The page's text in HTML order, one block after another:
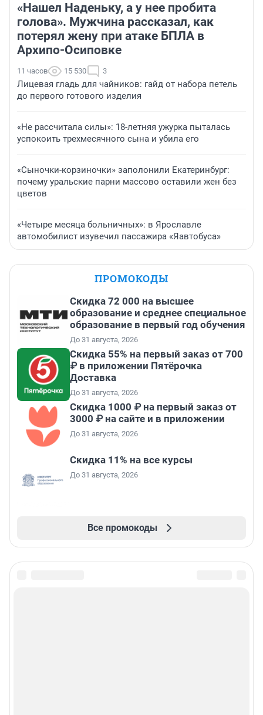
«Нашел Наденьку, а у нее пробита
голова». Мужчина рассказал, как
потерял жену при атаке БПЛА в
Архипо-Осиповке
11 часов 15 530 3
Лицевая гладь для чайников: гайд от набора петель
до первого готового изделия
«Не рассчитала силы»: 18-летняя ужурка пыталась
успокоить трехмесячного сына и убила его
«Сыночки-корзиночки» заполонили Екатеринбург:
почему уральские парни массово оставили жен без
цветов
«Четыре месяца больничных»: в Ярославле
автомобилист изувечил пассажира «Яавтобуса»
ПРОМОКОДЫ
Скидка 72 000 на высшее
образование и среднее специальное
образование в первый год обучения
До 31 августа, 2026
Скидка 55% на первый заказ от 700
₽ в приложении Пятёрочка
Доставка
До 31 августа, 2026
Скидка 1000 ₽ на первый заказ от
3000 ₽ на сайте и в приложении
До 31 августа, 2026
Скидка 11% на все курсы
До 31 августа, 2026
Все промокоды